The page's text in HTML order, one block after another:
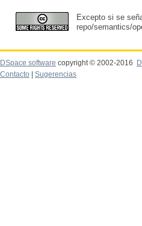
Excepto si se
repo/semantics/
DSpace software copyright © 2002-2016
Contacto
Sugerencias